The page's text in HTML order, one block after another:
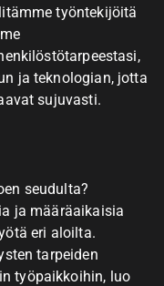
työntekijöitä
ja teknologian, jotta
sujuvasti.
seudulta?
ja määräaikaisia
eri aloilta.
tarpeiden
työpaikkoihin, luo